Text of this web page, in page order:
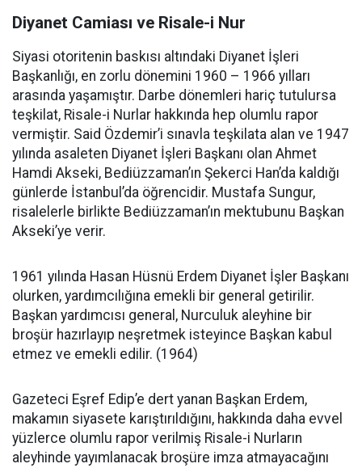
Diyanet Camiası ve Risale-i Nur
Siyasi otoritenin baskısı altındaki Diyanet İşleri
Başkanlığı, en zorlu dönemini 1960 – 1966 yılları
arasında yaşamıştır. Darbe dönemleri hariç tutulursa
teşkilat, Risale-i Nurlar hakkında hep olumlu rapor
vermiştir. Said Özdemir’i sınavla teşkilata alan ve 1947
yılında asaleten Diyanet İşleri Başkanı olan Ahmet
Hamdi Akseki, Bediüzzaman’ın Şekerci Han’da kaldığı
günlerde İstanbul’da öğrencidir. Mustafa Sungur,
risalelerle birlikte Bediüzzaman’ın mektubunu Başkan
Akseki’ye verir.
1961 yılında Hasan Hüsnü Erdem Diyanet İşler Başkanı
olurken, yardımcılığına emekli bir general getirilir.
Başkan yardımcısı general, Nurculuk aleyhine bir
broşür hazırlayıp neşretmek isteyince Başkan kabul
etmez ve emekli edilir. (1964)
Gazeteci Eşref Edip’e dert yanan Başkan Erdem,
makamın siyasete karıştırıldığını, hakkında daha evvel
yüzlerce olumlu rapor verilmiş Risale-i Nurların
aleyhinde yayımlanacak broşüre imza atmayacağını